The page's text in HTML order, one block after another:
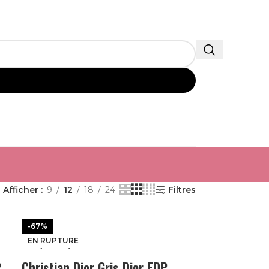
Afficher 9 12 18 24 Filtres
-67%
EN RUPTURE
-67%
EN RUPTURE
-67%
EN RUPTURE